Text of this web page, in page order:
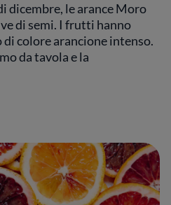
dicembre, le arance Moro
di semi. I frutti hanno
colore arancione intenso.
da tavola e la